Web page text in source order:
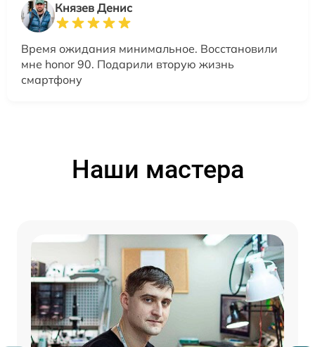
Князев Денис
Время ожидания минимальное. Восстановили
мне honor 90. Подарили вторую жизнь
смартфону
Наши мастера